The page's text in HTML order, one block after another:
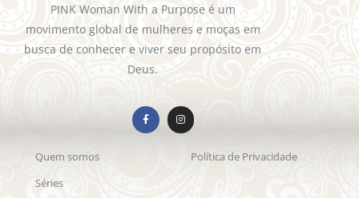
PINK Woman With a Purpose é um
movimento global de mulheres e moças em
busca de conhecer e viver seu propósito em
Deus.
Quem somos
Séries
Política de Privacidade